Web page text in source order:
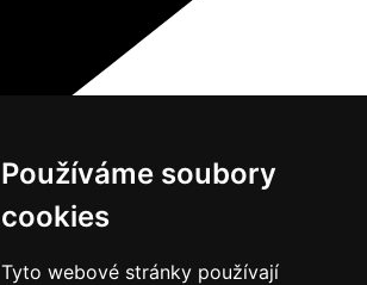
Používáme soubory
cookies
Tyto webové stránky používají